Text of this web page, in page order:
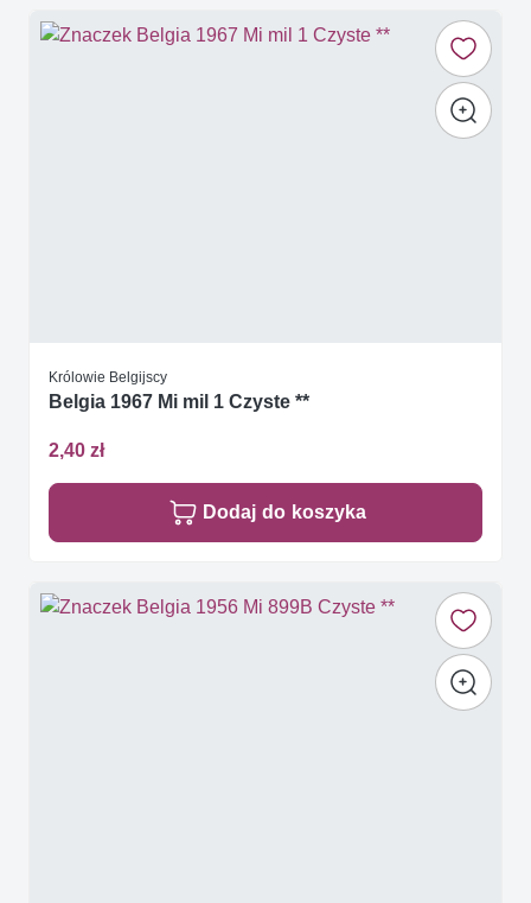
Królowie Belgijscy
Belgia 1967 Mi mil 1 Czyste **
2,40 zł
Dodaj do koszyka